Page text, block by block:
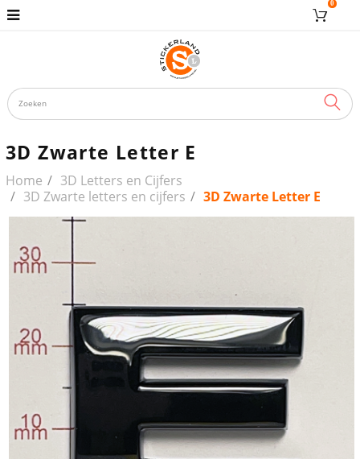
0
3D Zwarte Letter E
Home
3D Letters en Cijfers
3D Zwarte letters en cijfers
3D Zwarte Letter E